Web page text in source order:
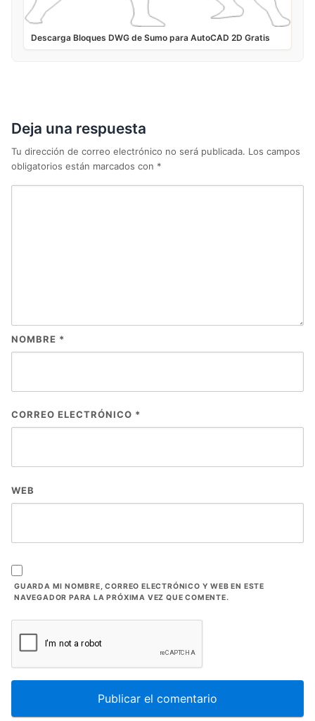
Descarga Bloques DWG de Sumo para AutoCAD 2D Gratis
Deja una respuesta
Tu dirección de correo electrónico no será publicada. Los campos
obligatorios están marcados con *
NOMBRE *
CORREO ELECTRÓNICO *
WEB
GUARDA MI NOMBRE, CORREO ELECTRÓNICO Y WEB EN ESTE
NAVEGADOR PARA LA PRÓXIMA VEZ QUE COMENTE.